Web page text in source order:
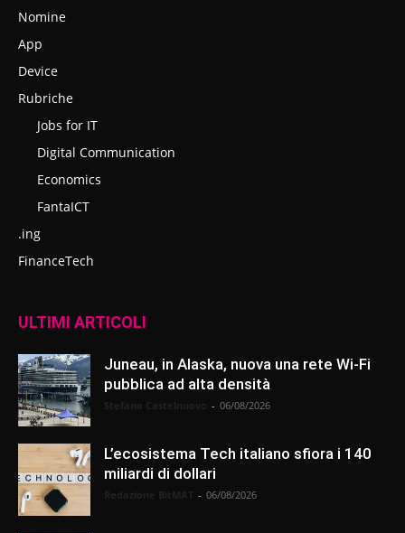
Nomine
App
Device
Rubriche
Jobs for IT
Digital Communication
Economics
FantaICT
.ing
FinanceTech
ULTIMI ARTICOLI
Juneau, in Alaska, nuova una rete Wi-Fi
pubblica ad alta densità
- 06/08/2026
L’ecosistema Tech italiano sfiora i 140
miliardi di dollari
- 06/08/2026